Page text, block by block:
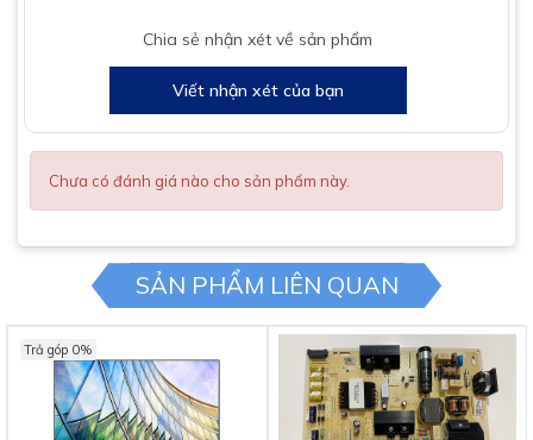
Tích hợp đa dạng cổng kết nối
Màn Hình Dell U2417H 24" có thể kết nối với nhiều thiết bị điện
nhanh chóng, tiện lợi.
Chia sẻ nhận xét về sản phẩm
Viết nhận xét của bạn
Chưa có đánh giá nào cho sản phẩm này.
SẢN PHẨM LIÊN QUAN
Trả góp 0%